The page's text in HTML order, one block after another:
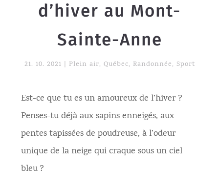
d’hiver au Mont-
Sainte-Anne
21. 10. 2021 Plein air, Québec, Randonnée, Sport
Est-ce que tu es un amoureux de l’hiver ?
Penses-tu déjà aux sapins enneigés, aux
pentes tapissées de poudreuse, à l’odeur
unique de la neige qui craque sous un ciel
bleu ?